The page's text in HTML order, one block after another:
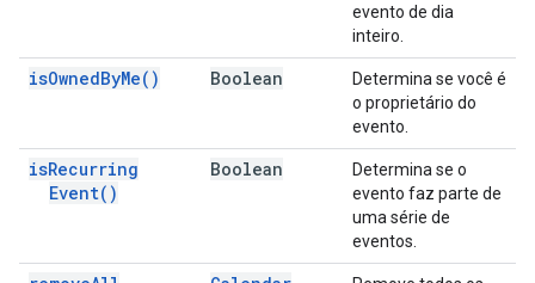
evento de dia
inteiro.
isOwnedByMe( ) Boolean
Determina se você é
o proprietário do
evento.
isRecurring
Event( )
Boolean
Determina se o
evento faz parte de
uma série de
eventos.